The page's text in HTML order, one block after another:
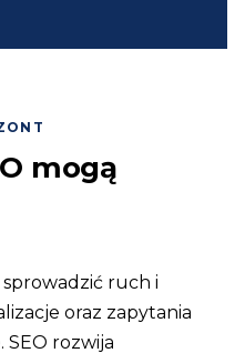
mogą
ruch i
oraz zapytania
rozwija